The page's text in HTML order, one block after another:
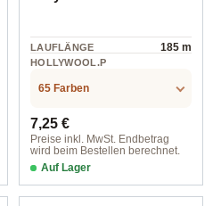
LAUFLÄNGE 185 m
HOLLYWOOL.P
.LABEL.MATERI
65 Farben
Regulärer Preis:
7,25 €
Preise inkl. MwSt. Endbetrag
wird beim Bestellen berechnet.
Auf Lager
Farbe 053 grau